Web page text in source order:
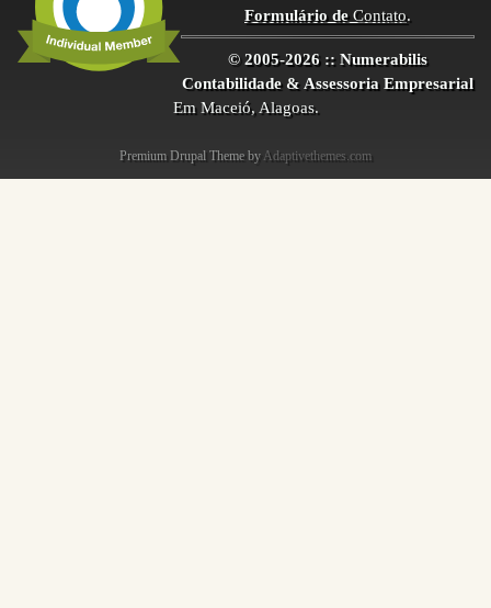
Formulário deContato.
© 2005-2026 :: Numerabilis
Contabilidade & Assessoria Empresarial
Em Maceió, Alagoas.
Premium Drupal Theme by Adaptivethemes.com